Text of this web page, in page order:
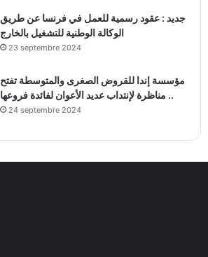
جديد : عقود رسمية للعمل في فرنسا عن طريق
الوكالة الوطنية للتشغيل بالخارج
23 septembre 2024
مؤسسة إندا للقروض الصغرى والمتوسطة تفتح
مناظرة لإنتداب عديد الأعوان لفائدة فروعها ..
24 septembre 2024